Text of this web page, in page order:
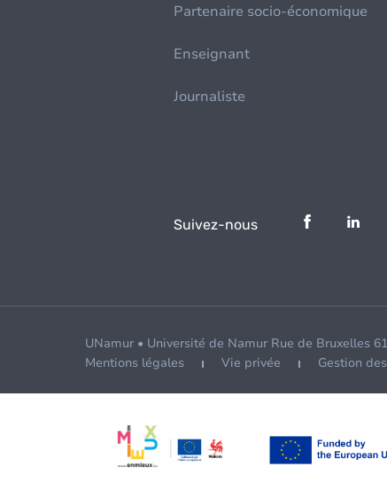
Partenaire socio-économique
Enseignant
Journaliste
Suivez-nous
UNamur • Université de Namur Rue de Bruxelles
Mentions légales
Vie privée Gestion